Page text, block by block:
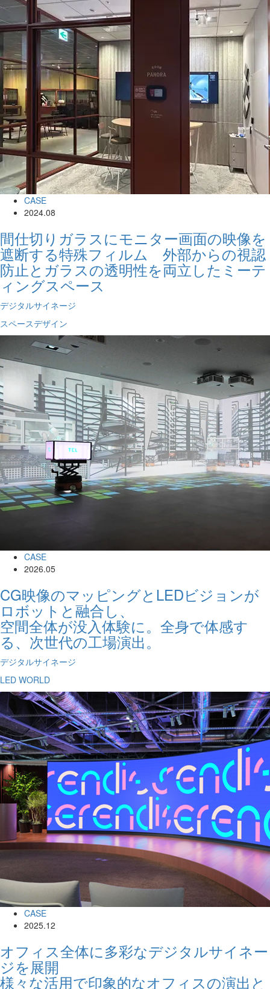
CASE
2024.08
間仕切りガラスにモニター画面の映像を
遮断する特殊フィルム 外部からの視認
防止とガラスの透明性を両立したミーテ
ィングスペース
デジタルサイネージ
スペースデザイン
CASE
2026.05
CG映像のマッピングとLEDビジョンが
ロボットと融合し、
空間全体が没入体験に。全身で体感す
る、次世代の工場演出。
デジタルサイネージ
LED WORLD
CASE
2025.12
オフィス全体に多彩なデジタルサイネー
ジを展開
様々な活用で印象的なオフィスの演出と